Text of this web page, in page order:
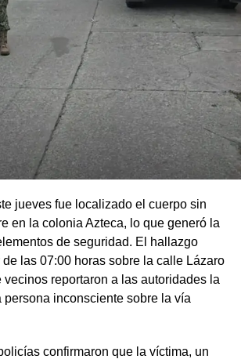
jueves fue localizado el cuerpo sin
en la colonia Azteca, lo que generó la
de seguridad. El hallazgo
las 07:00 horas sobre la calle Lázaro
vecinos reportaron a las autoridades la
persona inconsciente sobre la vía
confirmaron que la víctima, un